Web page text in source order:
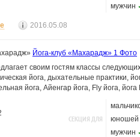
мужчин
2016.05.08
Йога-клуб «Махарадж» 1 Фото
своим гостям классы
йога, дыхательные практики,
йога, Айенгар йога, Fly йога, йога
СЕКЦИЯ ДЛЯ
юношей
мужчин